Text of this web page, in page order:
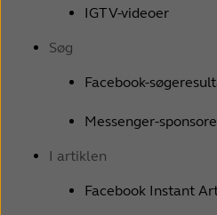
IGTV-videoer
Søg
Facebook-
Messenger-
I artiklen
Facebook Instant